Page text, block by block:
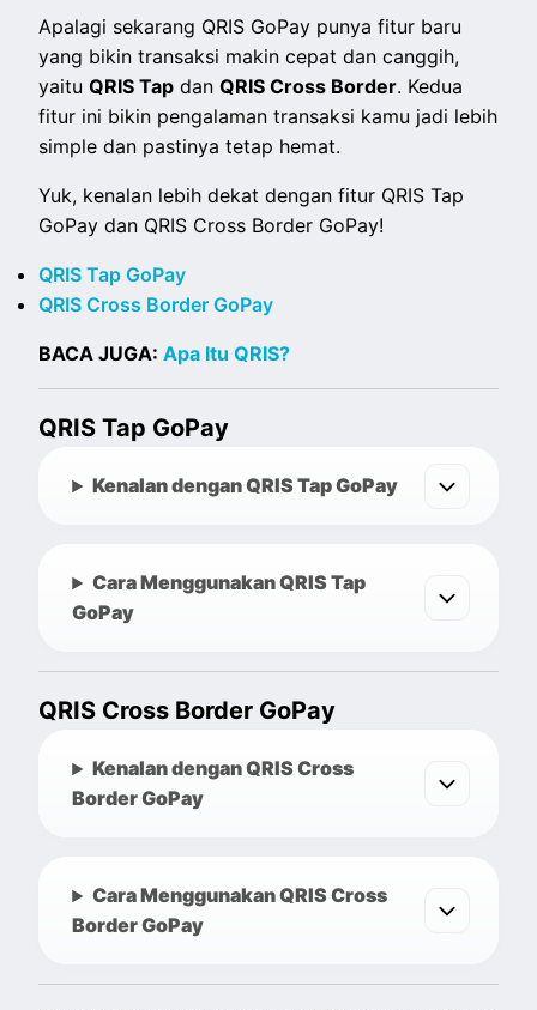
Apalagi sekarang QRIS GoPay punya fitur baru
yang bikin transaksi makin cepat dan canggih,
yaituQRIS Tap danQRIS Cross Border. Kedua
fitur ini bikin pengalaman transaksi kamu jadi lebih
simple dan pastinya tetap hemat.
Yuk, kenalan lebih dekat dengan fitur QRIS Tap
GoPay dan QRIS Cross Border GoPay!
QRIS Tap GoPay
QRIS Cross Border GoPay
BACA JUGA:Apa Itu QRIS?
QRIS Tap GoPay
Kenalan dengan QRIS Tap GoPay
Cara Menggunakan QRIS Tap
GoPay
QRIS Cross Border GoPay
Kenalan dengan QRIS Cross
Border GoPay
Cara Menggunakan QRIS Cross
Border GoPay